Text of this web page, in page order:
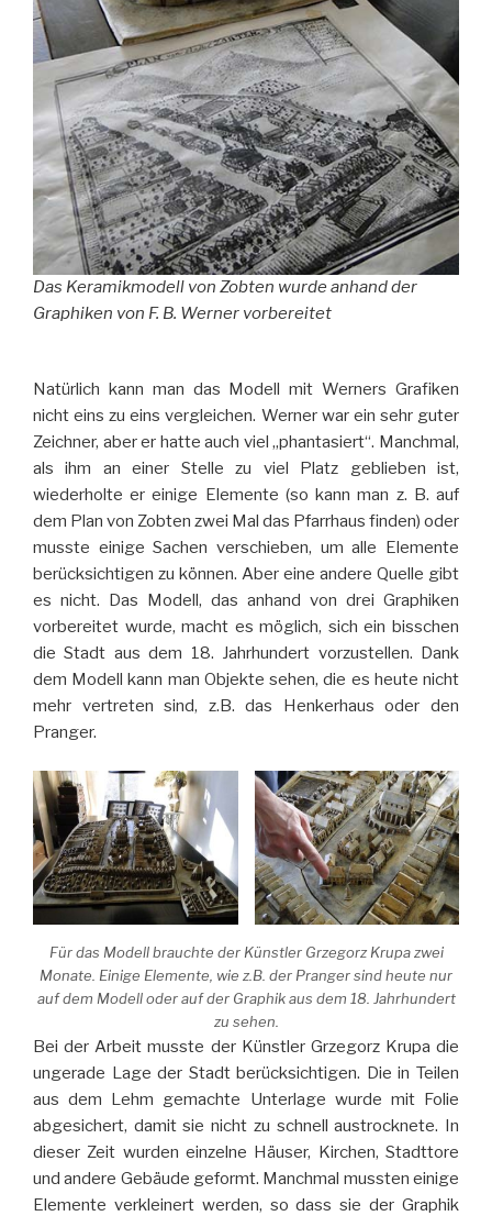
Das Keramikmodell von Zobten wurde anhand der
Graphiken von F. B. Werner vorbereitet
Natürlich kann man das Modell mit Werners Grafiken
nicht eins zu eins vergleichen. Werner war ein sehr guter
Zeichner, aber er hatte auch viel „phantasiert“. Manchmal,
als ihm an einer Stelle zu viel Platz geblieben ist,
wiederholte er einige Elemente (so kann man z. B. auf
dem Plan von Zobten zwei Mal das Pfarrhaus finden) oder
musste einige Sachen verschieben, um alle Elemente
berücksichtigen zu können. Aber eine andere Quelle gibt
es nicht. Das Modell, das anhand von drei Graphiken
vorbereitet wurde, macht es möglich, sich ein bisschen
die Stadt aus dem 18. Jahrhundert vorzustellen. Dank
dem Modell kann man Objekte sehen, die es heute nicht
mehr vertreten sind, z.B. das Henkerhaus oder den
Pranger.
Für das Modell brauchte der Künstler Grzegorz Krupa zwei
Monate. Einige Elemente, wie z.B. der Pranger sind heute nur
auf dem Modell oder auf der Graphik aus dem 18. Jahrhundert
zu sehen.
Bei der Arbeit musste der Künstler Grzegorz Krupa die
ungerade Lage der Stadt berücksichtigen. Die in Teilen
aus dem Lehm gemachte Unterlage wurde mit Folie
abgesichert, damit sie nicht zu schnell austrocknete. In
dieser Zeit wurden einzelne Häuser, Kirchen, Stadttore
und andere Gebäude geformt. Manchmal mussten einige
Elemente verkleinert werden, so dass sie der Graphik